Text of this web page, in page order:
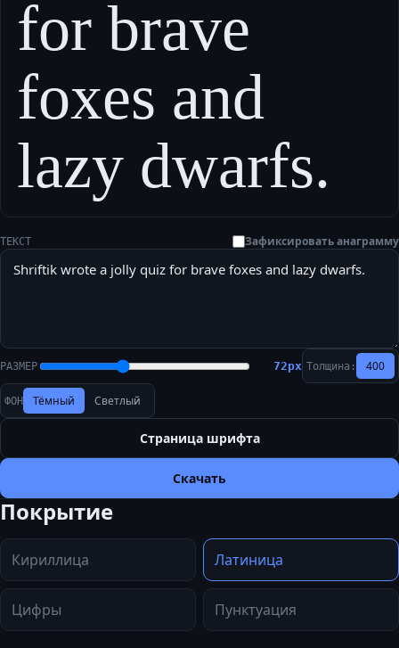
for brave
foxes and
lazy dwarfs.
ТЕКСТ Зафиксировать анаграмму
РАЗМЕР 72px Толщина: 400
ФОН Тёмный Светлый
Страница шрифта
Скачать
Покрытие
Кириллица Латиница
Цифры Пунктуация